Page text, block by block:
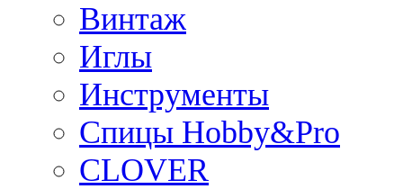
Винтаж
Иглы
Инструменты
Спицы Hobby&Pro
CLOVER